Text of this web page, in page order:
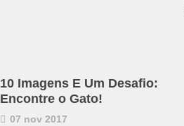
10 Imagens E Um Desafio:
Encontre o Gato!
07 nov 2017